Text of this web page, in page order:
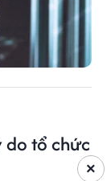
do tổ chức
×